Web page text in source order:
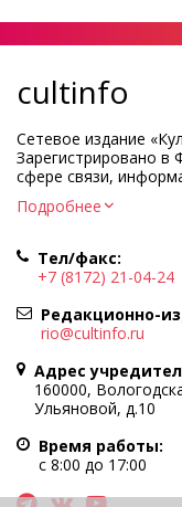
cultinfo
Сетевое издание
Зарегистрировано в
сфере связи,
Регистрационный
Учредитель КУ ВО
культуры»
Адрес учредителя и
Вологда, ул. Марии
Главный редактор —
Политика в
При полном или
портала гиперссылка
Редакция не несет
информации,
Подробнее
Тел/факс:
+7 (8172) 21-04-24
Редакционно-
rio@cultinfo.ru
Адрес
160000,
Ульяновой, д.10
Время работы:
с 8:00 до 17:00